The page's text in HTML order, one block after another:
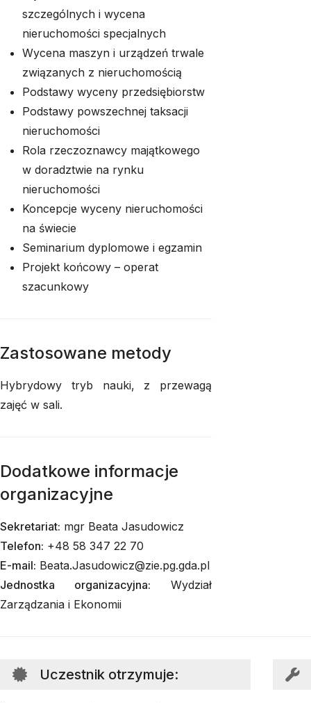
szczególnych i wycena
nieruchomości specjalnych
Wycena maszyn i urządzeń trwale
związanych z nieruchomością
Podstawy wyceny przedsiębiorstw
Podstawy powszechnej taksacji
nieruchomości
Rola rzeczoznawcy majątkowego
w doradztwie na rynku
nieruchomości
Koncepcje wyceny nieruchomości
na świecie
Seminarium dyplomowe i egzamin
Projekt końcowy – operat
szacunkowy
Zastosowane metody
Hybrydowy tryb nauki, z przewagą
zajęć w sali.
Dodatkowe informacje
organizacyjne
Sekretariat: mgr Beata Jasudowicz
Telefon: +48 58 347 22 70
E-mail: Beata.Jasudowicz@zie.pg.gda.pl
Jednostka organizacyjna: Wydział
Zarządzania i Ekonomii
Uczestnik otrzymuje: